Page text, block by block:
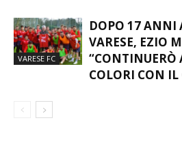
VARESE FC
DOPO 17 ANNI
VARESE, EZIO
“CONTINUERÒ
COLORI CON IL